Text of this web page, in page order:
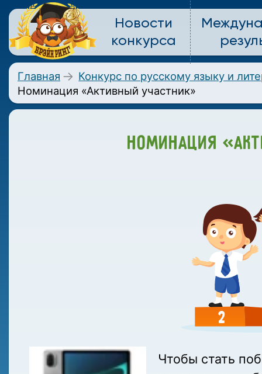
Новости
конкурса
Главная
Конкурс по русскому языку и
Номинация «Активный участник»
НОМИНАЦИЯ
Чтобы стать